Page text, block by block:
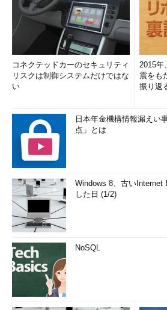
コネクテッドカーのセキュリティ
リスクは制御システムだけではな
い
2015年
震をも
振り返
日本年金機構情報漏えい
点」とは
Windows 8、古いInternet
した日 (1/2)
NoSQL